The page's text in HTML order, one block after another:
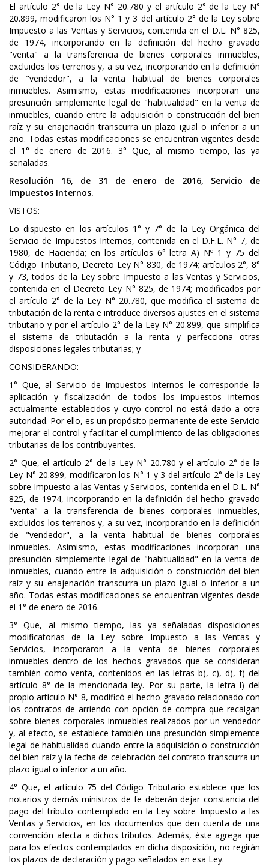
El artículo 2° de la Ley N° 20.780 y el artículo 2° de la Ley N°
20.899, modificaron los N° 1 y 3 del artículo 2° de la Ley sobre
Impuesto a las Ventas y Servicios, contenida en el D.L. N° 825,
de 1974, incorporando en la definición del hecho gravado
"venta" a la transferencia de bienes corporales inmuebles,
excluidos los terrenos y, a su vez, incorporando en la definición
de "vendedor", a la venta habitual de bienes corporales
inmuebles. Asimismo, estas modificaciones incorporan una
presunción simplemente legal de "habitualidad" en la venta de
inmuebles, cuando entre la adquisición o construcción del bien
raíz y su enajenación transcurra un plazo igual o inferior a un
año. Todas estas modificaciones se encuentran vigentes desde
el 1° de enero de 2016. 3° Que, al mismo tiempo, las ya
señaladas.
Resolución 16, de 31 de enero de 2016, Servicio de
Impuestos Internos.
VISTOS:
Lo dispuesto en los artículos 1° y 7° de la Ley Orgánica del
Servicio de Impuestos Internos, contenida en el D.F.L. N° 7, de
1980, de Hacienda; en los artículos 6° letra A) Nº 1 y 75 del
Código Tributario, Decreto Ley N° 830, de 1974; artículos 2°, 8°
y 73, todos de la Ley sobre Impuesto a las Ventas y Servicios,
contenida en el Decreto Ley N° 825, de 1974; modificados por
el artículo 2° de la Ley N° 20.780, que modifica el sistema de
tributación de la renta e introduce diversos ajustes en el sistema
tributario y por el artículo 2° de la Ley N° 20.899, que simplifica
el sistema de tributación a la renta y perfecciona otras
disposiciones legales tributarias; y
CONSIDERANDO:
1° Que, al Servicio de Impuestos Internos le corresponde la
aplicación y fiscalización de todos los impuestos internos
actualmente establecidos y cuyo control no está dado a otra
autoridad. Por ello, es un propósito permanente de este Servicio
mejorar el control y facilitar el cumplimiento de las obligaciones
tributarias de los contribuyentes.
2° Que, el artículo 2° de la Ley N° 20.780 y el artículo 2° de la
Ley N° 20.899, modificaron los N° 1 y 3 del artículo 2° de la Ley
sobre Impuesto a las Ventas y Servicios, contenida en el D.L. N°
825, de 1974, incorporando en la definición del hecho gravado
"venta" a la transferencia de bienes corporales inmuebles,
excluidos los terrenos y, a su vez, incorporando en la definición
de "vendedor", a la venta habitual de bienes corporales
inmuebles. Asimismo, estas modificaciones incorporan una
presunción simplemente legal de "habitualidad" en la venta de
inmuebles, cuando entre la adquisición o construcción del bien
raíz y su enajenación transcurra un plazo igual o inferior a un
año. Todas estas modificaciones se encuentran vigentes desde
el 1° de enero de 2016.
3° Que, al mismo tiempo, las ya señaladas disposiciones
modificatorias de la Ley sobre Impuesto a las Ventas y
Servicios, incorporaron a la venta de bienes corporales
inmuebles dentro de los hechos gravados que se consideran
también como venta, contenidos en las letras b), c), d), f) del
artículo 8° de la mencionada ley. Por su parte, la letra l) del
propio artículo N° 8, modificó el hecho gravado relacionado con
los contratos de arriendo con opción de compra que recaigan
sobre bienes corporales inmuebles realizados por un vendedor
y, al efecto, se establece también una presunción simplemente
legal de habitualidad cuando entre la adquisición o construcción
del bien raíz y la fecha de celebración del contrato transcurra un
plazo igual o inferior a un año.
4° Que, el artículo 75 del Código Tributario establece que los
notarios y demás ministros de fe deberán dejar constancia del
pago del tributo contemplado en la Ley sobre Impuesto a las
Ventas y Servicios, en los documentos que den cuenta de una
convención afecta a dichos tributos. Además, éste agrega que
para los efectos contemplados en dicha disposición, no regirán
los plazos de declaración y pago señalados en esa Ley.